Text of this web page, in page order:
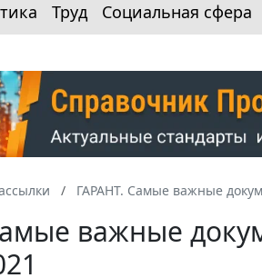
Труд Социальная сфера
ГАРАНТ. Самые важные
важные